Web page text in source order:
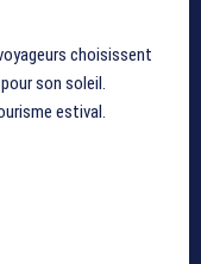
choisissent
son soleil.
estival.